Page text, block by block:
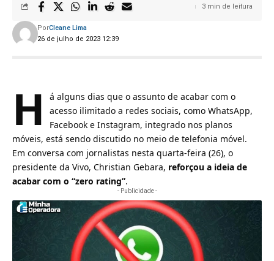
26 de julho de 2023 12:39
PorCleane Lima
3 min de leitura
H
á alguns dias que o assunto de acabar com o
acesso ilimitado a redes sociais, como WhatsApp,
Facebook e Instagram, integrado nos planos
móveis, está sendo discutido no meio de telefonia móvel.
Em conversa com jornalistas nesta quarta-feira (26), o
presidente da Vivo, Christian Gebara, reforçou a ideia de
acabar com o “zero rating”.
- Publicidade -